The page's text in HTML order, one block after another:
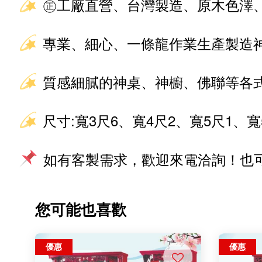
㊣工廠直營、台灣製造、原木色澤
專業、細心、一條龍作業生產製造
質感細膩的神桌、神櫥、佛聯等
尺寸:寬3尺6、寬4尺2、 寬5尺1、
如有客製需求，歡迎來電洽詢！也
您可能也喜歡
優惠 優惠